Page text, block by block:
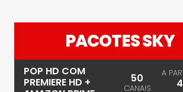
PACOTES SKY
POP HD COM
PREMIERE HD +
50
CANAIS
A